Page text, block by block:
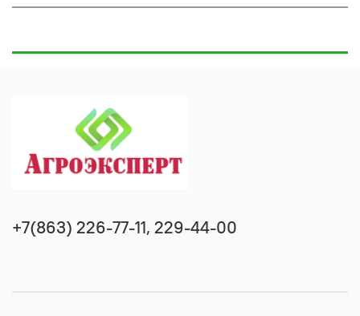
+7(863) 226-77-11, 229-44-00